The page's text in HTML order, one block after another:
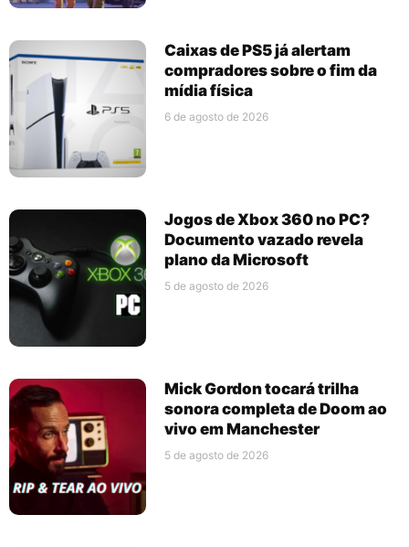
Caixas de PS5 já alertam
compradores sobre o fim da
mídia física
6 de agosto de 2026
Jogos de Xbox 360 no PC?
Documento vazado revela
plano da Microsoft
5 de agosto de 2026
Mick Gordon tocará trilha
sonora completa de Doom ao
vivo em Manchester
5 de agosto de 2026